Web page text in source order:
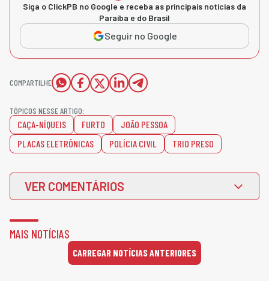
Siga o ClickPB no Google e receba as principais notícias da
Paraíba e do Brasil
Seguir no Google
COMPARTILHE
TÓPICOS NESSE ARTIGO:
CAÇA-NÍQUEIS FURTO
JOÃO PESSOA
PLACAS ELETRÔNICAS
POLÍCIA CIVIL TRIO PRESO
VER COMENTÁRIOS
MAIS NOTÍCIAS
CARREGAR NOTÍCIAS ANTERIORES